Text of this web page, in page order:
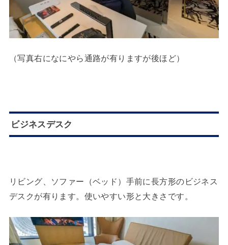
（写真右になにやら通路が有りますが後ほど）
ビジネスデスク
リビング、ソファー（ベッド）手前に長方形のビジネス
デスクが有ります。使いやすい形と大きさです。